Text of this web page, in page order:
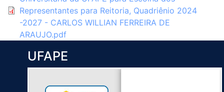
Representantes para Reitoria, Quadriênio 2024
-2027 - CARLOS WILLIAN FERREIRA DE
ARAUJO.pdf
UFAPE